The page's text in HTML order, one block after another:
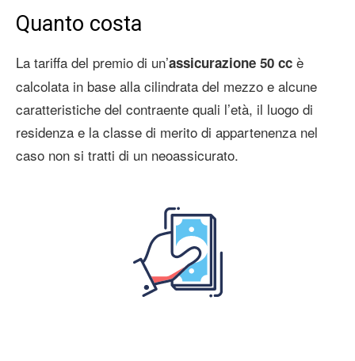
Quanto costa
La tariffa del premio di un’assicurazione 50 cc è
calcolata in base alla cilindrata del mezzo e alcune
caratteristiche del contraente quali l’età, il luogo di
residenza e la classe di merito di appartenenza nel
caso non si tratti di un neoassicurato.